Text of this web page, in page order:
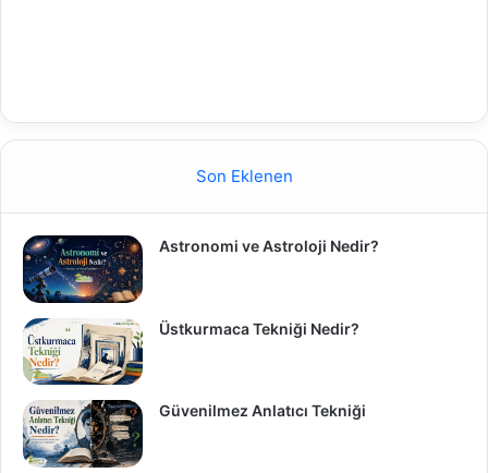
Son Eklenen
Astronomi ve Astroloji Nedir?
Üstkurmaca Tekniği Nedir?
Güvenilmez Anlatıcı Tekniği